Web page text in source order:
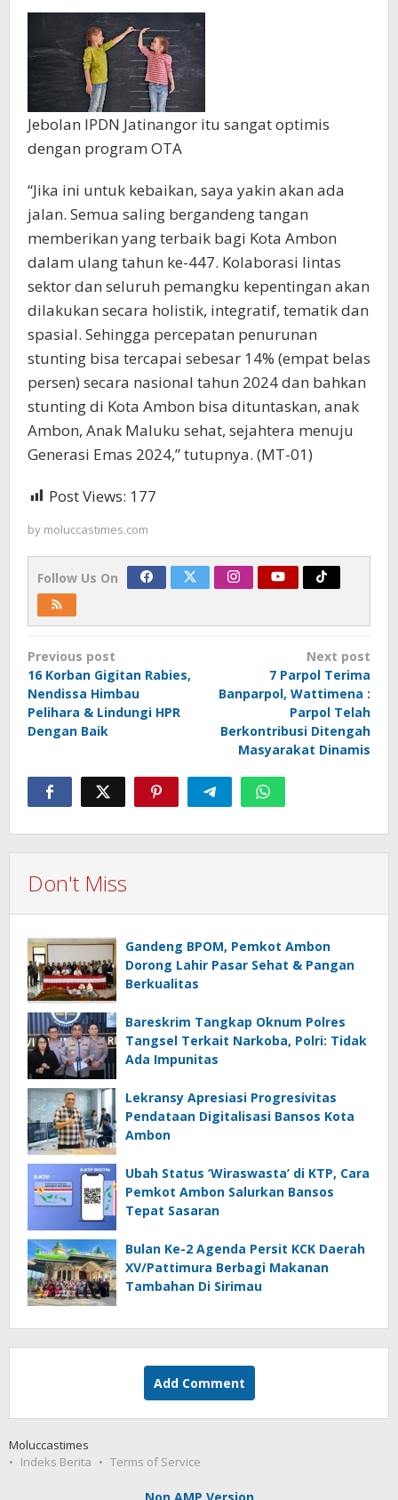
Jebolan IPDN Jatinangor itu sangat optimis
dengan program OTA
“Jika ini untuk kebaikan, saya yakin akan ada
jalan. Semua saling bergandeng tangan
memberikan yang terbaik bagi Kota Ambon
dalam ulang tahun ke-447. Kolaborasi lintas
sektor dan seluruh pemangku kepentingan akan
dilakukan secara holistik, integratif, tematik dan
spasial. Sehingga percepatan penurunan
stunting bisa tercapai sebesar 14% (empat belas
persen) secara nasional tahun 2024 dan bahkan
stunting di Kota Ambon bisa dituntaskan, anak
Ambon, Anak Maluku sehat, sejahtera menuju
Generasi Emas 2024,” tutupnya. (MT-01)
Post Views: 177
by moluccastimes.com
Follow Us On
Post
navigation
Previous post
16 Korban Gigitan Rabies,
Nendissa Himbau
Pelihara & Lindungi HPR
Dengan Baik
Next post
7 Parpol Terima
Banparpol, Wattimena :
Parpol Telah
Berkontribusi Ditengah
Masyarakat Dinamis
Don't Miss
Gandeng BPOM, Pemkot Ambon
Dorong Lahir Pasar Sehat & Pangan
Berkualitas
Bareskrim Tangkap Oknum Polres
Tangsel Terkait Narkoba, Polri: Tidak
Ada Impunitas
Lekransy Apresiasi Progresivitas
Pendataan Digitalisasi Bansos Kota
Ambon
Ubah Status ‘Wiraswasta’ di KTP, Cara
Pemkot Ambon Salurkan Bansos
Tepat Sasaran
Bulan Ke-2 Agenda Persit KCK Daerah
XV/Pattimura Berbagi Makanan
Tambahan Di Sirimau
Add Comment
Moluccastimes
Indeks Berita
Terms of Service